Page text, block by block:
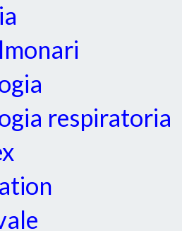
respiratoria